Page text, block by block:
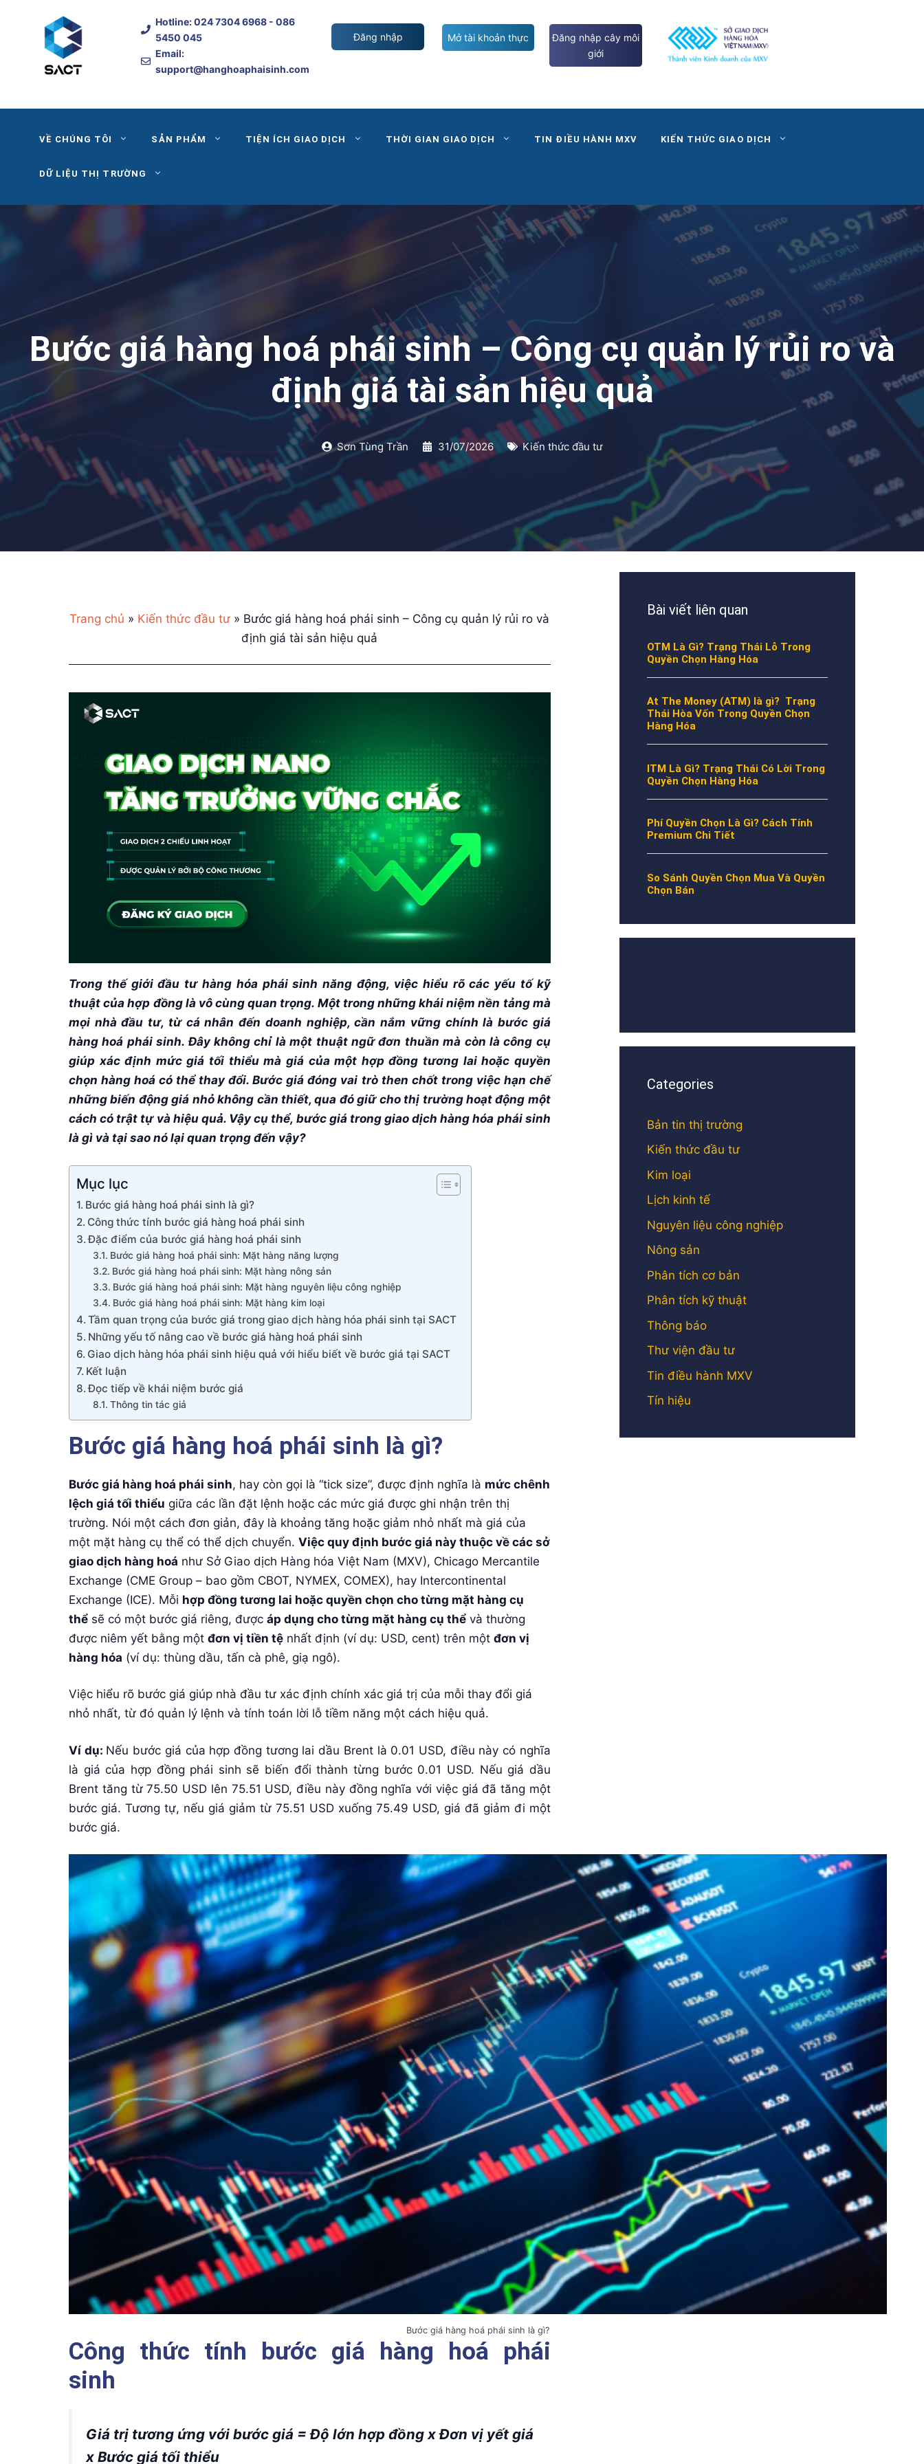
Hotline:024 7304 6968 - 086
5450 045
Email:
support@hanghoaphaisinh.com
Đăng nhập Mở tài khoản thực
Đăng nhập cây môi
giới
VỀ CHÚNG TÔI SẢN PHẨM TIỆN ÍCH GIAO DỊCH THỜI GIAN GIAO DỊCH TIN ĐIỀU HÀNH MXV KIẾN THỨC GIAO DỊCH
DỮ LIỆU THỊ TRƯỜNG
Bước giá hàng hoá phái sinh – Công cụ quản lý rủi ro và
định giá tài sản hiệu quả
Sơn Tùng Trần 31/07/2026 Kiến thức đầu tư
Trang chủ » Kiến thức đầu tư » Bước giá hàng hoá phái sinh – Công cụ quản lý rủi ro và
định giá tài sản hiệu quả
Trong thế giới đầu tư hàng hóa phái sinh năng động, việc hiểu rõ các yếu tố kỹ
thuật của hợp đồng là vô cùng quan trọng. Một trong những khái niệm nền tảng mà
mọi nhà đầu tư, từ cá nhân đến doanh nghiệp, cần nắm vững chính làbước giá
hàng hoá phái sinh. Đây không chỉ là một thuật ngữ đơn thuần mà còn là công cụ
giúp xác định mức giá tối thiểumà giá của một hợp đồng tương lai hoặc quyền
chọn hàng hoá có thể thay đổi. Bước giá đóng vai trò then chốt trong việc hạn chế
những biến động giá nhỏ không cần thiết, qua đó giữ cho thị trường hoạt động một
cách có trật tự và hiệu quả. Vậy cụ thể, bước giá trong giao dịch hàng hóa phái sinh
là gì và tại sao nó lại quan trọng đến vậy?
Mục lục
Bước giá hàng hoá phái sinh là gì?
Công thức tính bước giá hàng hoá phái sinh
Đặc điểm của bước giá hàng hoá phái sinh
Bước giá hàng hoá phái sinh: Mặt hàng năng lượng
Bước giá hàng hoá phái sinh: Mặt hàng nông sản
Bước giá hàng hoá phái sinh: Mặt hàng nguyên liệu công nghiệp
Bước giá hàng hoá phái sinh: Mặt hàng kim loại
Tầm quan trọng của bước giá trong giao dịch hàng hóa phái sinh tại SACT
Những yếu tố nâng cao về bước giá hàng hoá phái sinh
Giao dịch hàng hóa phái sinh hiệu quả với hiểu biết về bước giá tại SACT
Kết luận
Đọc tiếp về khái niệm bước giá
Thông tin tác giả
Bước giá hàng hoá phái sinh là gì?
Bước giá hàng hoá phái sinh, hay còn gọi là “tick size”, được định nghĩa là mức chênh
lệch giá tối thiểu giữa các lần đặt lệnh hoặc các mức giá được ghi nhận trên thị
trường. Nói một cách đơn giản, đây là khoảng tăng hoặc giảm nhỏ nhất mà giá của
một mặt hàng cụ thể có thể dịch chuyển. Việc quy định bước giá này thuộc về các sở
giao dịch hàng hoá như Sở Giao dịch Hàng hóa Việt Nam (MXV), Chicago Mercantile
Exchange (CME Group – bao gồm CBOT, NYMEX, COMEX), hay Intercontinental
Exchange (ICE). Mỗi hợp đồng tương lai hoặc quyền chọn cho từng mặt hàng cụ
thể sẽ có một bước giá riêng, được áp dụng cho từng mặt hàng cụ thể và thường
được niêm yết bằng một đơn vị tiền tệ nhất định (ví dụ: USD, cent) trên một đơn vị
hàng hóa (ví dụ: thùng dầu, tấn cà phê, giạ ngô).
Việc hiểu rõ bước giá giúp nhà đầu tư xác định chính xác giá trị của mỗi thay đổi giá
nhỏ nhất, từ đó quản lý lệnh và tính toán lời lỗ tiềm năng một cách hiệu quả.
Ví dụ: Nếu bước giá của hợp đồng tương lai dầu Brent là 0.01 USD, điều này có nghĩa
là giá của hợp đồng phái sinh sẽ biến đổi thành từng bước 0.01 USD. Nếu giá dầu
Brent tăng từ 75.50 USD lên 75.51 USD, điều này đồng nghĩa với việc giá đã tăng một
bước giá. Tương tự, nếu giá giảm từ 75.51 USD xuống 75.49 USD, giá đã giảm đi một
bước giá.
Bước giá hàng hoá phái sinh là gì?
Công thức tính bước giá hàng hoá phái
sinh
Giá trị tương ứng với bước giá = Độ lớn hợp đồng x Đơn vị yết giá
x Bước giá tối thiểu
Bài viết liên quan
OTM Là Gì? Trạng Thái Lỗ Trong
Quyền Chọn Hàng Hóa
At The Money (ATM) là gì? Trạng
Thái Hòa Vốn Trong Quyền Chọn
Hàng Hóa
ITM Là Gì? Trạng Thái Có Lời Trong
Quyền Chọn Hàng Hóa
Phí Quyền Chọn Là Gì? Cách Tính
Premium Chi Tiết
So Sánh Quyền Chọn Mua Và Quyền
Chọn Bán
Categories
Bản tin thị trường
Kiến thức đầu tư
Kim loại
Lịch kinh tế
Nguyên liệu công nghiệp
Nông sản
Phân tích cơ bản
Phân tích kỹ thuật
Thông báo
Thư viện đầu tư
Tin điều hành MXV
Tín hiệu